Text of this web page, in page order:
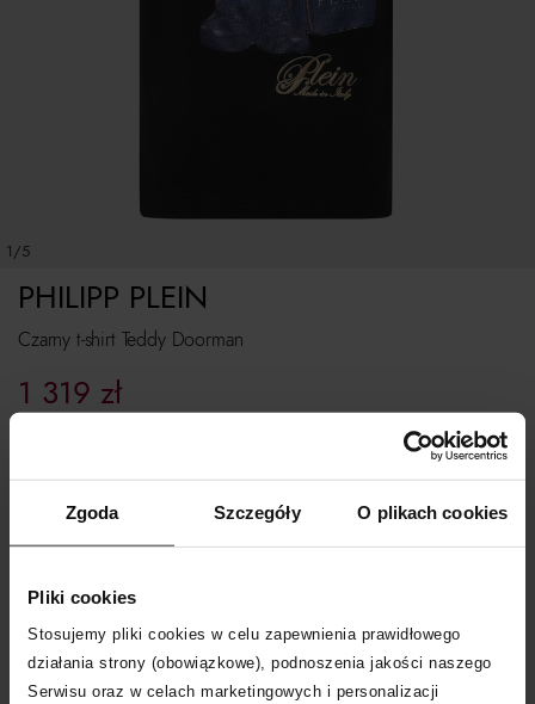
Zgoda Szczegóły O plikach cookies
Pliki cookies
Stosujemy pliki cookies w celu zapewnienia prawidłowego
działania strony (obowiązkowe), podnoszenia jakości naszego
Serwisu oraz w celach marketingowych i personalizacji
1/5
Czarny t-shirt Teddy Doorman
PHILIPP PLEIN
1 319 zł
Tabela rozmiarów
WYBIERZ ROZMIAR
DODAJ DO KOSZYKA